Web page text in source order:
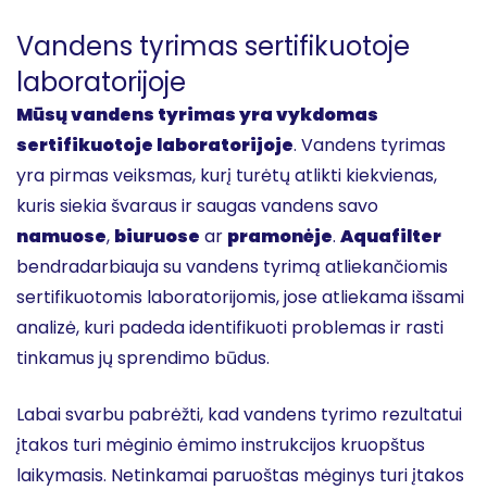
Vandens tyrimas sertifikuotoje
laboratorijoje
Mūsų vandens tyrimas yra vykdomas
sertifikuotoje laboratorijoje. Vandens tyrimas
yra pirmas veiksmas, kurį turėtų atlikti kiekvienas,
kuris siekia švaraus ir saugas vandens savo
namuose, biuruose ar pramonėje. Aquafilter
bendradarbiauja su vandens tyrimą atliekančiomis
sertifikuotomis laboratorijomis, jose atliekama išsami
analizė, kuri padeda identifikuoti problemas ir rasti
tinkamus jų sprendimo būdus.
Labai svarbu pabrėžti, kad vandens tyrimo rezultatui
įtakos turi mėginio ėmimo instrukcijos kruopštus
laikymasis. Netinkamai paruoštas mėginys turi įtakos